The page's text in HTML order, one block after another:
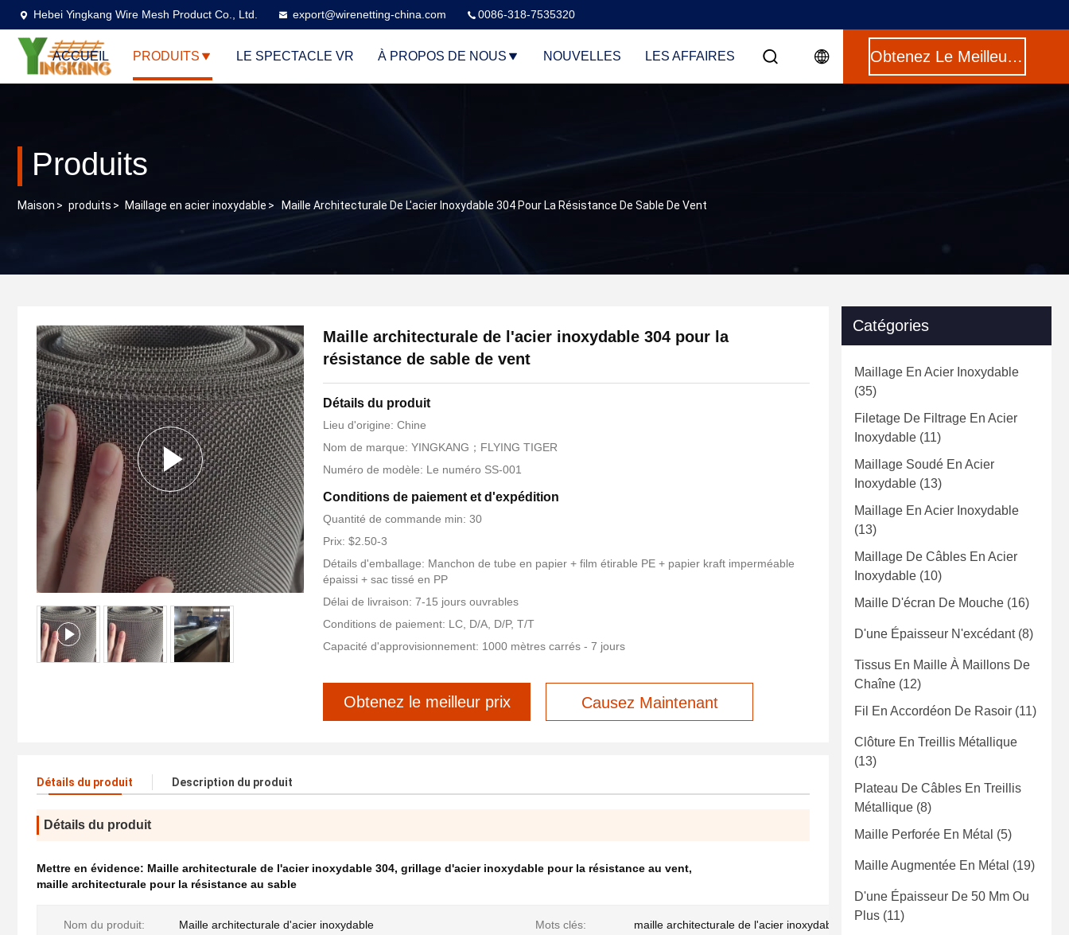
Hebei Yingkang Wire Mesh Product Co., Ltd. export@wirenetting-china.com 0086-318-7535320
ACCUEIL PRODUITS LE SPECTACLE VR À PROPOS DE NOUS NOUVELLES LES AFFAIRES Obtenez Le Meilleur Prix
Produits
Maison > produits > Maillage en acier inoxydable > Maille Architecturale De L'acier Inoxydable 304 Pour La Résistance De Sable De Vent
Maille architecturale de l'acier inoxydable 304 pour la
résistance de sable de vent
Détails du produit
Lieu d'origine: Chine
Nom de marque: YINGKANG；FLYING TIGER
Numéro de modèle: Le numéro SS-001
Conditions de paiement et d'expédition
Quantité de commande min: 30
Prix: $2.50-3
Détails d'emballage: Manchon de tube en papier + film étirable PE + papier kraft imperméable
épaissi + sac tissé en PP
Délai de livraison: 7-15 jours ouvrables
Conditions de paiement: LC, D/A, D/P, T/T
Capacité d'approvisionnement: 1000 mètres carrés - 7 jours
Obtenez le meilleur prix Causez Maintenant
Détails du produit Description du produit
Détails du produit
Mettre en évidence: Maille architecturale de l'acier inoxydable 304, grillage d'acier inoxydable pour la résistance au vent,
maille architecturale pour la résistance au sable
Nom du produit: Maille architecturale d'acier inoxydable Mots clés: maille architecturale de l'acier inoxydable 304
Catégories
Maillage En Acier Inoxydable
(35)
Filetage De Filtrage En Acier
Inoxydable (11)
Maillage Soudé En Acier
Inoxydable (13)
Maillage En Acier Inoxydable
(13)
Maillage De Câbles En Acier
Inoxydable (10)
Maille D'écran De Mouche (16)
D'une Épaisseur N'excédant(8)
Tissus En Maille À Maillons De
Chaîne (12)
Fil En Accordéon De Rasoir (11)
Clôture En Treillis Métallique
(13)
Plateau De Câbles En Treillis
Métallique (8)
Maille Perforée En Métal (5)
Maille Augmentée En Métal (19)
D'une Épaisseur De 50 Mm Ou
Plus (11)